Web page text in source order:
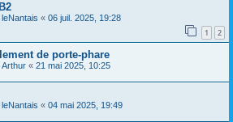
leNantais « 06 juil. 2025, 19:28
1 2
de porte-phare
Arthur « 21 mai 2025, 10:25
leNantais « 04 mai 2025, 19:49